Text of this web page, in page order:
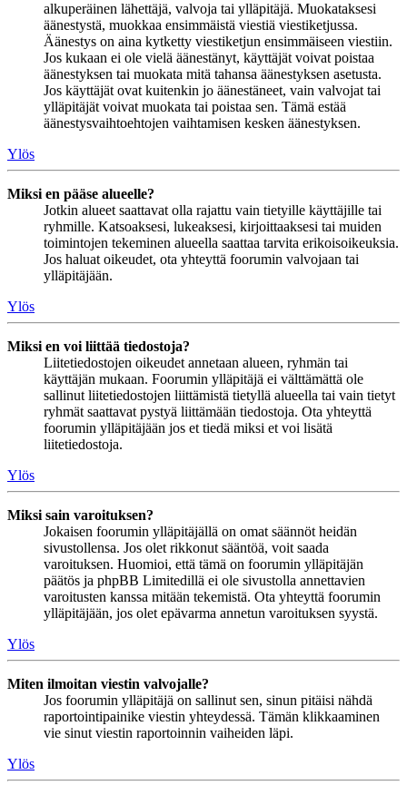
alkuperäinen lähettäjä, valvoja tai ylläpitäjä. Muokataksesi
äänestystä, muokkaa ensimmäistä viestiä viestiketjussa.
Äänestys on aina kytketty viestiketjun ensimmäiseen viestiin.
Jos kukaan ei ole vielä äänestänyt, käyttäjät voivat poistaa
äänestyksen tai muokata mitä tahansa äänestyksen asetusta.
Jos käyttäjät ovat kuitenkin jo äänestäneet, vain valvojat tai
ylläpitäjät voivat muokata tai poistaa sen. Tämä estää
äänestysvaihtoehtojen vaihtamisen kesken äänestyksen.
Ylös
Miksi en pääse alueelle?
Jotkin alueet saattavat olla rajattu vain tietyille käyttäjille tai
ryhmille. Katsoaksesi, lukeaksesi, kirjoittaaksesi tai muiden
toimintojen tekeminen alueella saattaa tarvita erikoisoikeuksia.
Jos haluat oikeudet, ota yhteyttä foorumin valvojaan tai
ylläpitäjään.
Ylös
Miksi en voi liittää tiedostoja?
Liitetiedostojen oikeudet annetaan alueen, ryhmän tai
käyttäjän mukaan. Foorumin ylläpitäjä ei välttämättä ole
sallinut liitetiedostojen liittämistä tietyllä alueella tai vain tietyt
ryhmät saattavat pystyä liittämään tiedostoja. Ota yhteyttä
foorumin ylläpitäjään jos et tiedä miksi et voi lisätä
liitetiedostoja.
Ylös
Miksi sain varoituksen?
Jokaisen foorumin ylläpitäjällä on omat säännöt heidän
sivustollensa. Jos olet rikkonut sääntöä, voit saada
varoituksen. Huomioi, että tämä on foorumin ylläpitäjän
päätös ja phpBB Limitedillä ei ole sivustolla annettavien
varoitusten kanssa mitään tekemistä. Ota yhteyttä foorumin
ylläpitäjään, jos olet epävarma annetun varoituksen syystä.
Ylös
Miten ilmoitan viestin valvojalle?
Jos foorumin ylläpitäjä on sallinut sen, sinun pitäisi nähdä
raportointipainike viestin yhteydessä. Tämän klikkaaminen
vie sinut viestin raportoinnin vaiheiden läpi.
Ylös